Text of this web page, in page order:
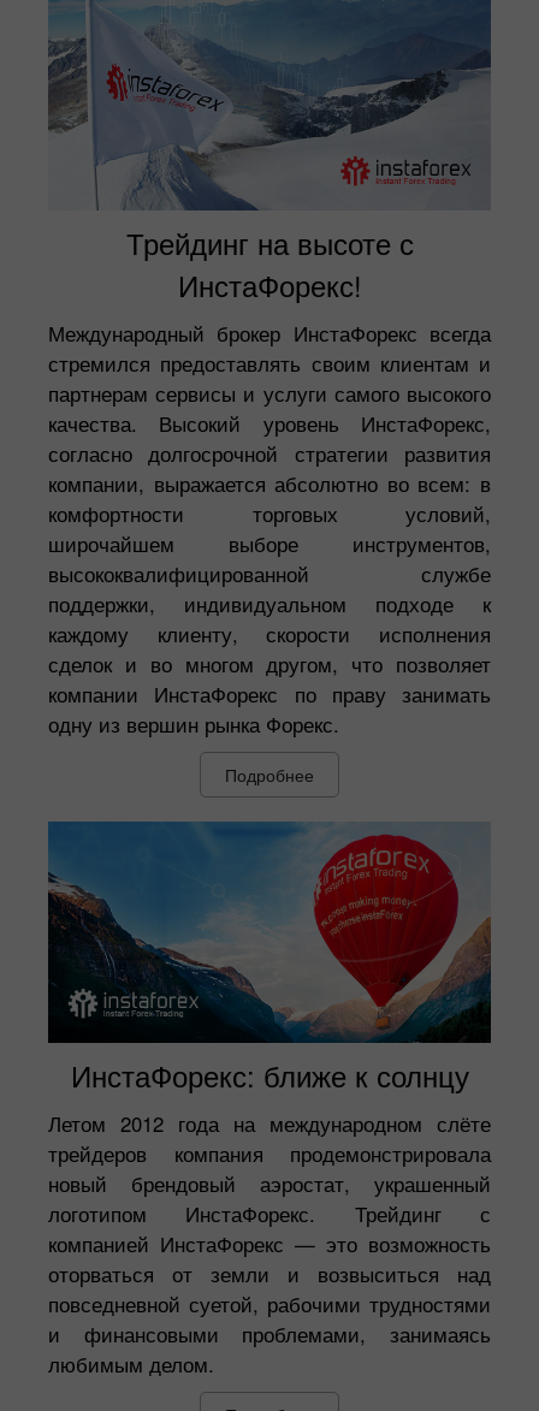
Трейдинг на высоте с
ИнстаФорекс!
Международный брокер ИнстаФорекс всегда
стремился предоставлять своим клиентам и
партнерам сервисы и услуги самого высокого
качества. Высокий уровень ИнстаФорекс,
согласно долгосрочной стратегии развития
компании, выражается абсолютно во всем: в
комфортности торговых условий,
широчайшем выборе инструментов,
высококвалифицированной службе
поддержки, индивидуальном подходе к
каждому клиенту, скорости исполнения
сделок и во многом другом, что позволяет
компании ИнстаФорекс по праву занимать
одну из вершин рынка Форекс.
Подробнее
ИнстаФорекс: ближе к солнцу
Летом 2012 года на международном слёте
трейдеров компания продемонстрировала
новый брендовый аэростат, украшенный
логотипом ИнстаФорекс. Трейдинг с
компанией ИнстаФорекс — это возможность
оторваться от земли и возвыситься над
повседневной суетой, рабочими трудностями
и финансовыми проблемами, занимаясь
любимым делом.